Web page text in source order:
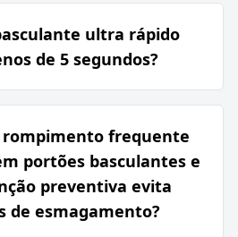
ultra rápido
de 5 segundos?
rompimento frequente
portões basculantes e
preventiva evita
de esmagamento?